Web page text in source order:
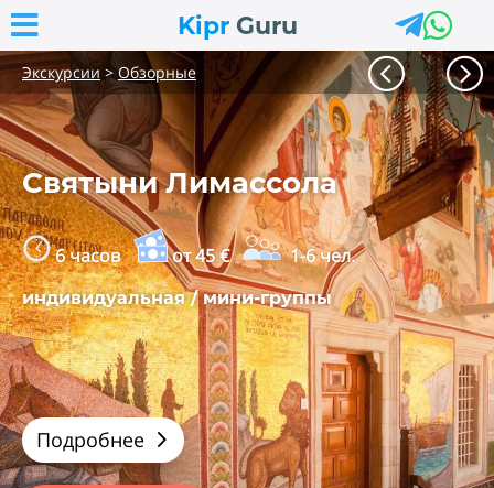
Kipr Guru
 
Экскурсии >Обзорные < =
Святыни Лимассола
6 часов от 45 € 1-6 чел.
индивидуальная / мини-группы
Подробнее